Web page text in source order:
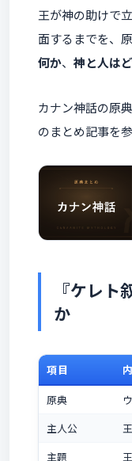
王が神の助けで
面するまでを、
何か、 神と人は
カナン神話の原
のまとめ記事を
『ケレ
か
項目
原典
主人公
主題